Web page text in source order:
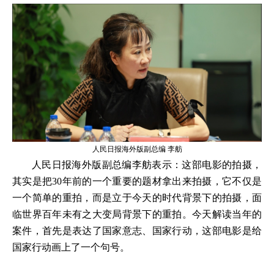
人民日报海外版副总编 李舫
人民日报海外版副总编李舫表示：这部电影的拍摄，
其实是把30年前的一个重要的题材拿出来拍摄，它不仅是
一个简单的重拍，而是立于今天的时代背景下的拍摄，面
临世界百年未有之大变局背景下的重拍。今天解读当年的
案件，首先是表达了国家意志、国家行动，这部电影是给
国家行动画上了一个句号。